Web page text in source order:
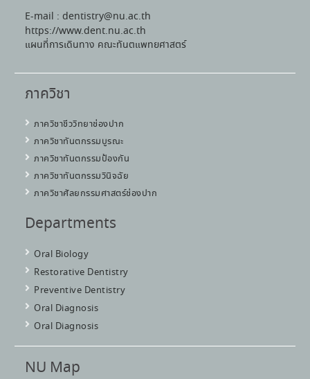
E-mail : dentistry@nu.ac.th
https://www.dent.nu.ac.th
แผนที่การเดินทาง คณะทันตแพทยศาสตร์
ภาควิชา
ภาควิชาชีววิทยาช่องปาก
ภาควิชาทันตกรรมบูรณะ
ภาควิชาทันตกรรมป้องกัน
ภาควิชาทันตกรรมวินิจฉัย
ภาควิชาศัลยกรรมศาสตร์ช่องปาก
Departments
Oral Biology
Restorative Dentistry
Preventive Dentistry
Oral Diagnosis
Oral Diagnosis
NU Map